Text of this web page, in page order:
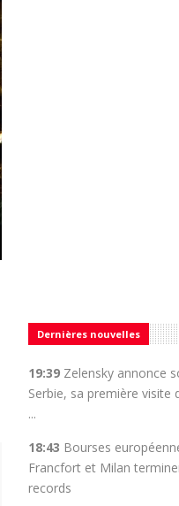
Dernières nouvelles
19:39 Zelensky annonce
Serbie, sa première visite
...
18:43 Bourses
Francfort et Milan
records